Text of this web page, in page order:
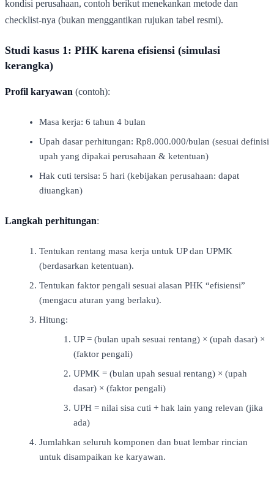
kondisi perusahaan, contoh berikut menekankan metode dan
checklist-nya (bukan menggantikan rujukan tabel resmi).
Studi kasus 1: PHK karena efisiensi (simulasi
kerangka)
Profil karyawan (contoh):
Masa kerja: 6 tahun 4 bulan
Upah dasar perhitungan: Rp8.000.000/bulan (sesuai definisi
upah yang dipakai perusahaan & ketentuan)
Hak cuti tersisa: 5 hari (kebijakan perusahaan: dapat
diuangkan)
Langkah perhitungan:
Tentukan rentang masa kerja untuk UP dan UPMK
(berdasarkan ketentuan).
Tentukan faktor pengali sesuai alasan PHK “efisiensi”
(mengacu aturan yang berlaku).
Hitung:
UP = (bulan upah sesuai rentang) × (upah dasar) ×
(faktor pengali)
UPMK = (bulan upah sesuai rentang) × (upah
dasar) × (faktor pengali)
UPH = nilai sisa cuti + hak lain yang relevan (jika
ada)
Jumlahkan seluruh komponen dan buat lembar rincian
untuk disampaikan ke karyawan.